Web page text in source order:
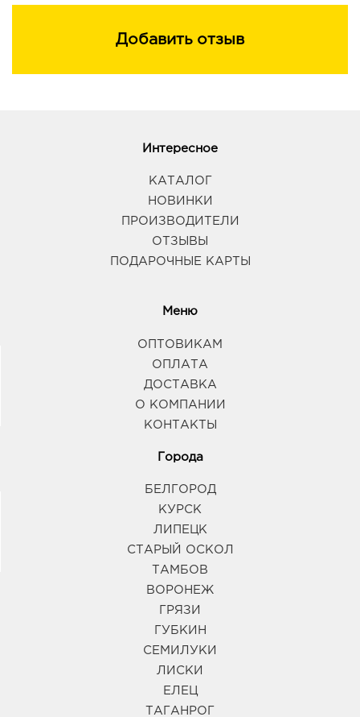
Добавить отзыв
Интересное
КАТАЛОГ
НОВИНКИ
ПРОИЗВОДИТЕЛИ
ОТЗЫВЫ
ПОДАРОЧНЫЕ КАРТЫ
Меню
ОПТОВИКАМ
ОПЛАТА
ДОСТАВКА
О КОМПАНИИ
КОНТАКТЫ
Города
БЕЛГОРОД
КУРСК
ЛИПЕЦК
СТАРЫЙ ОСКОЛ
ТАМБОВ
ВОРОНЕЖ
ГРЯЗИ
ГУБКИН
СЕМИЛУКИ
ЛИСКИ
ЕЛЕЦ
ТАГАНРОГ